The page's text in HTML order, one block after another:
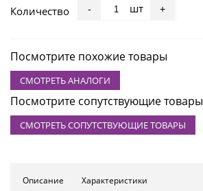
Количество - шт +
Посмотрите похожие товары
СМОТРЕТЬ АНАЛОГИ
Посмотрите сопутствующие товары
СМОТРЕТЬ СОПУТСТВУЮЩИЕ ТОВАРЫ
Описание Характеристики